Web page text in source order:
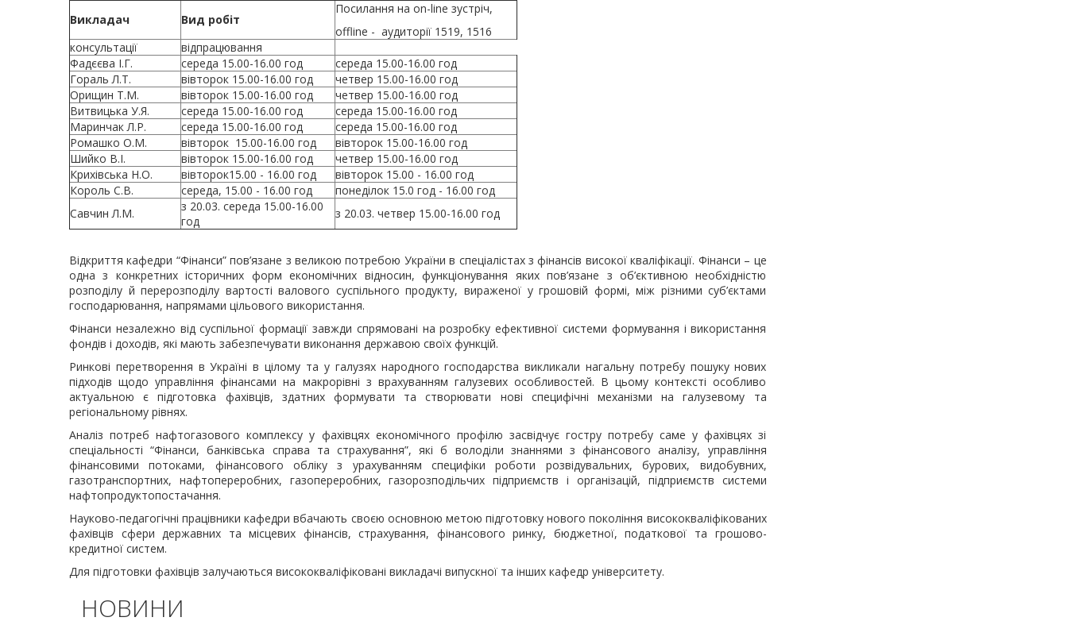
Викладач Вид робіт
Посилання на on-line зустріч,
offline - аудиторії 1519, 1516
консультації
відпрацювання
Фадєєва І.Г.
середа 15.00-16.00 год
середа 15.00-16.00 год
Гораль Л.Т.
вівторок 15.00-16.00 год
четвер 15.00-16.00 год
Орищин Т.М.
вівторок 15.00-16.00 год
четвер 15.00-16.00 год
Витвицька У.Я.
середа 15.00-16.00 год
середа 15.00-16.00 год
Маринчак Л.Р.
середа 15.00-16.00 год
середа 15.00-16.00 год
Ромашко О.М.
вівторок 15.00-16.00 год
вівторок 15.00-16.00 год
Шийко В.І.
вівторок 15.00-16.00 год
четвер 15.00-16.00 год
Крихівська Н.О.
вівторок15.00 - 16.00 год
вівторок 15.00 - 16.00 год
Король С.В.
середа, 15.00 - 16.00 год
понеділок 15.0 год - 16.00 год
Савчин Л.М.
з 20.03. середа 15.00-16.00
год
з 20.03. четвер 15.00-16.00 год
Відкриття кафедри “Фінанси” пов’язане з великою потребою України в спеціалістах з фінансів високої кваліфікації. Фінанси – це
одна з конкретних історичних форм економічних відносин, функціонування яких пов’язане з об’єктивною необхідністю
розподілу й перерозподілу вартості валового суспільного продукту, вираженої у грошовій формі, між різними суб’єктами
господарювання, напрямами цільового використання.
Фінанси незалежно від суспільної формації завжди спрямовані на розробку ефективної системи формування і використання
фондів і доходів, які мають забезпечувати виконання державою своїх функцій.
Ринкові перетворення в Україні в цілому та у галузях народного господарства викликали нагальну потребу пошуку нових
підходів щодо управління фінансами на макрорівні з врахуванням галузевих особливостей. В цьому контексті особливо
актуальною є підготовка фахівців, здатних формувати та створювати нові специфічні механізми на галузевому та
регіональному рівнях.
Аналіз потреб нафтогазового комплексу у фахівцях економічного профілю засвідчує гостру потребу саме у фахівцях зі
спеціальності “Фінанси, банківська справа та страхування”, які б володіли знаннями з фінансового аналізу, управління
фінансовими потоками, фінансового обліку з урахуванням специфіки роботи розвідувальних, бурових, видобувних,
газотранспортних, нафтопереробних, газопереробних, газорозподільчих підприємств і організацій, підприємств системи
нафтопродуктопостачання.
Науково-педагогічні працівники кафедри вбачають своєю основною метою підготовку нового покоління висококваліфікованих
фахівців сфери державних та місцевих фінансів, страхування, фінансового ринку, бюджетної, податкової та грошово-
кредитної систем.
Для підготовки фахівців залучаються висококваліфіковані викладачі випускної та інших кафедр університету.
НОВИНИ